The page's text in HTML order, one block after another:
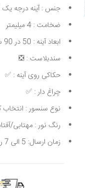
جنس : آینه درجه یک
ضخامت : 4 میلیمتر
ابعاد آینه : 50 در 90 سانتیمتر
سندبلاست : ❎
حکاکی روی آینه : ✅
چراغ دار : ✅
نوع سنسور : انتخاب
رنگ نور : مهتابی/
زمان ارسال: 5 الی 7 روز کاری